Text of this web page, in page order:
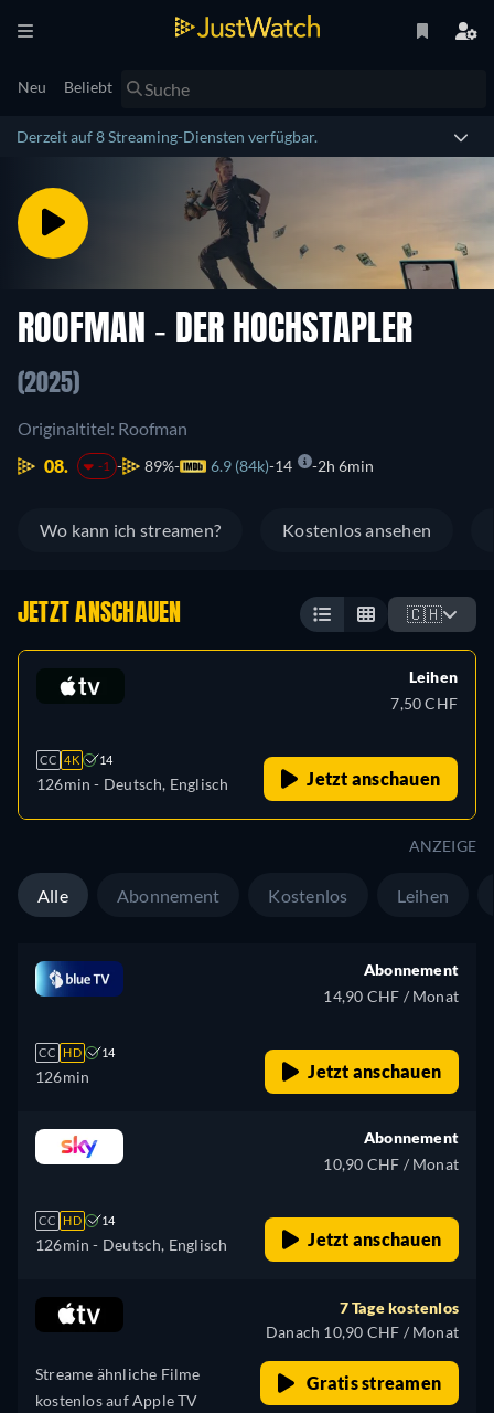
Neu Beliebt
Derzeit auf 8 Streaming-Diensten verfügbar.
ROOFMAN - DER HOCHSTAPLER
(2025)
Originaltitel: Roofman
08.
-1 89% 6.9 (84k) 14 2h 6min
Wo kann ich streamen? Kostenlos ansehen
JETZT ANSCHAUEN 🇨🇭
CC 4K 14
126min - Deutsch, Englisch
Leihen
7,50 CHF
Jetzt anschauen
ANZEIGE
Alle Abonnement Kostenlos Leihen
CC HD 14
126min
Abonnement
14,90 CHF / Monat
Jetzt anschauen
CC HD 14
126min - Deutsch, Englisch
Abonnement
10,90 CHF / Monat
Jetzt anschauen
Streame ähnliche Filme
kostenlos auf Apple TV
7 Tage kostenlos
Danach 10,90 CHF / Monat
Gratis streamen